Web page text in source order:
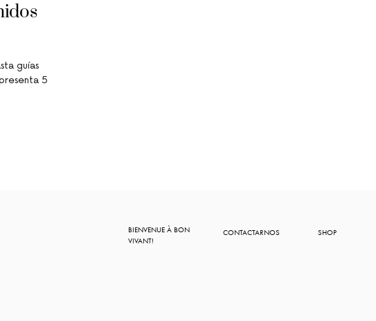
guías
5
BIENVENUE À BON
VIVANT!
CONTACTARNOS SHOP